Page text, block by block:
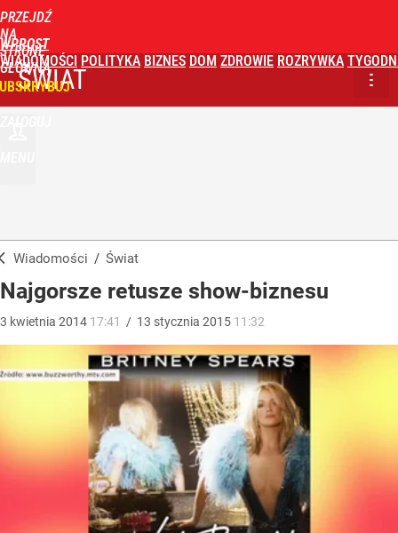
PRZEJDŹ
NA
STRONĘ
GŁÓWNĄ
WPROST
WIADOMOŚCI POLITYKA BIZNES DOM ZDROWIE ROZRYWKA
ŚWIAT
Wiadomości / Świat
Najgorsze retusze show-biznesu
3 kwietnia 2014 17:41 / 13 stycznia 2015 11:32